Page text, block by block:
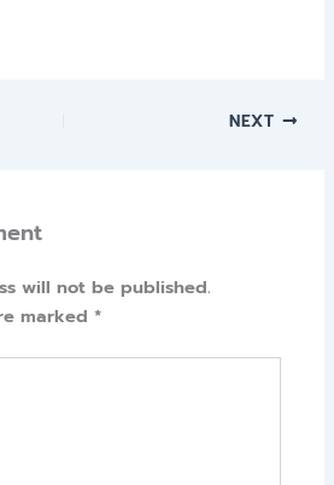
NEXT
will not be published.
marked*